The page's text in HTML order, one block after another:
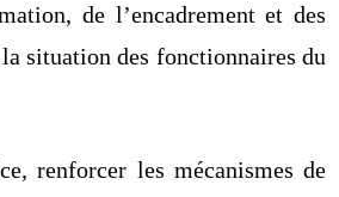
de l’encadrement et des
situation des fonctionnaires du
renforcer les mécanismes de